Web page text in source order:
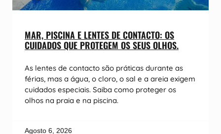
MAR, PISCINA E LENTES DE CONTACTO: OS
CUIDADOS QUE PROTEGEM OS SEUS OLHOS.
As lentes de contacto são práticas durante as
férias, mas a água, o cloro, o sal e a areia exigem
cuidados especiais. Saiba como proteger os
olhos na praia e na piscina.
Agosto 6, 2026